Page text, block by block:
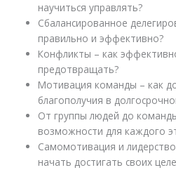
научиться управлять?
Сбалансированное
правильно и эффективно?
Конфликты – как
предотвращать?
Мотивация команды – как
благополучия в
От группы людей до
возможности для каждого
Самомотивация и
начать достигать своих